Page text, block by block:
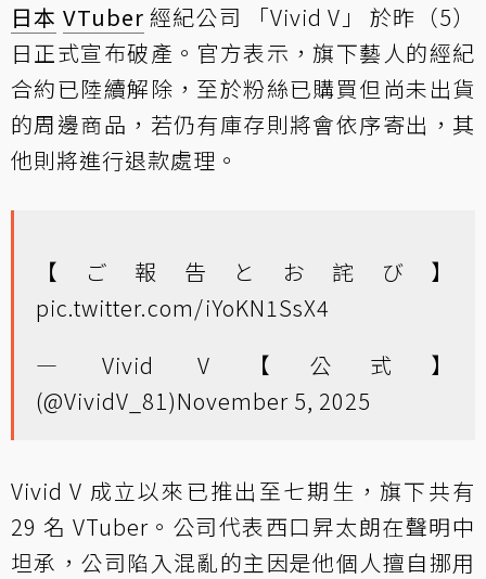
日本 VTuber 經紀公司 「Vivid V」 於昨（5）
日正式宣布破產。官方表示，旗下藝人的經紀
合約已陸續解除，至於粉絲已購買但尚未出貨
的周邊商品，若仍有庫存則將會依序寄出，其
他則將進行退款處理。
【ご報告とお詫び】
pic.twitter.com/iYoKN1SsX4
— Vivid V【公式】
(@VividV_81)November 5, 2025
Vivid V 成立以來已推出至七期生，旗下共有
29 名 VTuber。公司代表西口昇太朗在聲明中
坦承，公司陷入混亂的主因是他個人擅自挪用